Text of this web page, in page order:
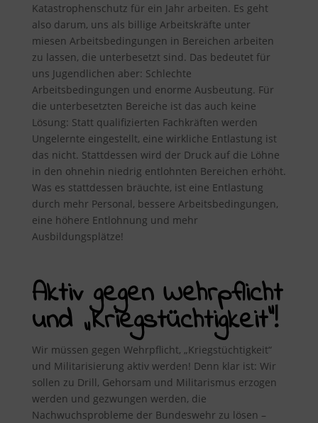
Katastrophenschutz für ein Jahr arbeiten. Es geht
also darum, uns als billige Arbeitskräfte unter
miesen Arbeitsbedingungen in Bereichen arbeiten
zu lassen, die unterbesetzt sind. Das bedeutet für
uns Jugendlichen aber: Schlechte
Arbeitsbedingungen und enorme Ausbeutung. Für
die unterbesetzten Bereiche ist das auch keine
Lösung: Statt qualifizierten Fachkräften werden
Ungelernte eingestellt, eine wirkliche Entlastung ist
das nicht. Stattdessen wird der Druck auf die Löhne
in den ohnehin niedrig entlohnten Bereichen erhöht.
Was es stattdessen bräuchte, ist eine Entlastung
durch mehr Personal, bessere Arbeitsbedingungen,
eine höhere Entlohnung und mehr
Ausbildungsplätze!
Aktiv gegen Wehrpflicht
und „Kriegstüchtigkeit“!
Wir müssen gegen Wehrpflicht, „Kriegstüchtigkeit“
und Militarisierung aktiv werden! Denn klar ist: Wir
sollen zu Drill, Gehorsam und Militarismus erzogen
werden und gezwungen werden, die
Nachwuchsprobleme der Bundeswehr zu lösen –